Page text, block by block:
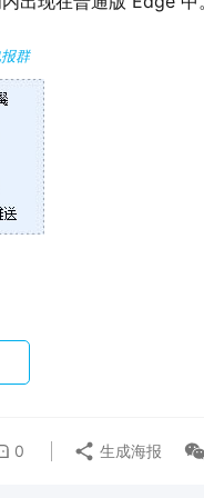
群
0 生成海报